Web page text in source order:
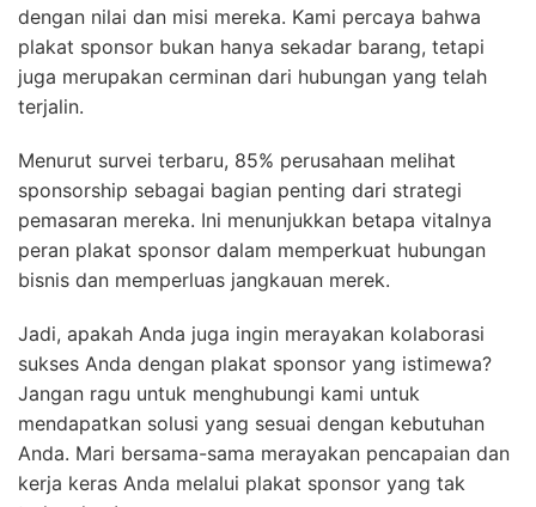
dengan nilai dan misi mereka. Kami percaya bahwa
plakat sponsor bukan hanya sekadar barang, tetapi
juga merupakan cerminan dari hubungan yang telah
terjalin.
Menurut survei terbaru, 85% perusahaan melihat
sponsorship sebagai bagian penting dari strategi
pemasaran mereka. Ini menunjukkan betapa vitalnya
peran plakat sponsor dalam memperkuat hubungan
bisnis dan memperluas jangkauan merek.
Jadi, apakah Anda juga ingin merayakan kolaborasi
sukses Anda dengan plakat sponsor yang istimewa?
Jangan ragu untuk menghubungi kami untuk
mendapatkan solusi yang sesuai dengan kebutuhan
Anda. Mari bersama-sama merayakan pencapaian dan
kerja keras Anda melalui plakat sponsor yang tak